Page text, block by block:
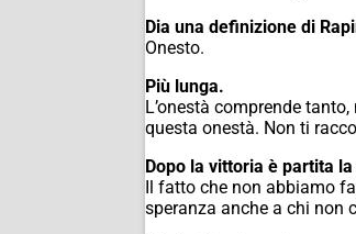
Dia una definizione di
Onesto.
Più lunga.
L’onestà comprende
questa onestà. Non ti
Dopo la vittoria è partita
Il fatto che non abbiamo
speranza anche a chi non